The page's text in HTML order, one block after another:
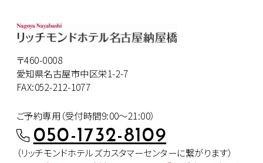
〒460-0008
愛知県名古屋市中区栄1-2-7
FAX:052-212-1077
ご予約専用（受付時間9:00～21:00）
050-1732-8109
（リッチモンドホテルズカスタマーセンターに繋がります）